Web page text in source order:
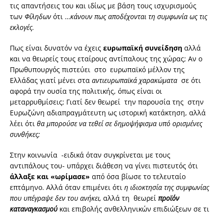
τις απαντήσεις του και ιδίως με βάση τους ισχυρισμούς
των Φίληδων ότι …κάνουν πως αποδέχονται τη συμφωνία ως τις
εκλογές.
Πως είναι δυνατόν να έχεις ευρωπαϊκή συνείδηση αλλά
και να θεωρείς τους εταίρους αντίπαλους της χώρας; Αν ο
Πρωθυπουργός πιστεύει στο ευρωπαϊκό μέλλον της
Ελλάδας γιατί μένει στα αντιευρωπαϊκά χαρακώματα σε ότι
αφορά την ουσία της πολιτικής, όπως είναι οι
μεταρρυθμίσεις; Γιατί δεν θεωρεί την παρουσία της στην
Ευρωζώνη αδιαπραγμάτευτη ως ιστορική κατάκτηση, αλλά
λέει ότι θα μπορούσε να τεθεί σε δημοψήφισμα υπό ορισμένες
συνθήκες;
Στην κοινωνία -ειδικά όταν συγκρίνεται με τους
αντιπάλους του- υπάρχει διάθεση να γίνει πιστευτός ότι
άλλαξε και «ωρίμασε» από όσα βίωσε το τελευταίο
επτάμηνο. Αλλά όταν επιμένει ότι η ιδιοκτησία της συμφωνίας
που υπέγραψε δεν του ανήκει, αλλά τη θεωρεί προϊόν
καταναγκασμού και επιβολής ανθελληνικών επιδιώξεων σε τι